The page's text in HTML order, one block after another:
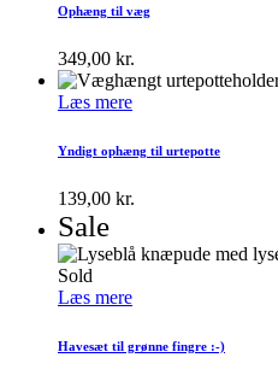
Ophæng til væg
349,00 kr.
Læs mere
Yndigt ophæng til urtepotte
139,00 kr.
Sale
Sold
Læs mere
Havesæt til grønne fingre :-)